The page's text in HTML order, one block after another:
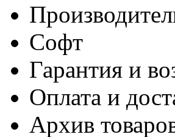
Софт
Гарантия и
Оплата и
Архив